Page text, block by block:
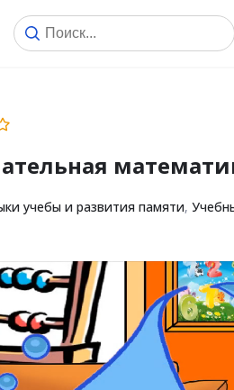
учебы и развития памяти,